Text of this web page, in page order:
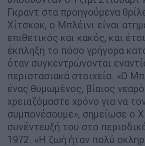
Γκραντ στα προηγούμενα
Χίτσκοκ, ο Μπλέινι είναι
επιθετικός και κακός, και
έκπληξη το πόσο γρήγορα
όταν συγκεντρώνονται
περιστασιακά στοιχεία. «Ο
ένας θυμωμένος, βίαιος
χρειαζόμαστε χρόνο για να
συμπονέσουμε», σημείωσε ο
συνέντευξή του στο
1972. «Η ζωή ήταν πολύ